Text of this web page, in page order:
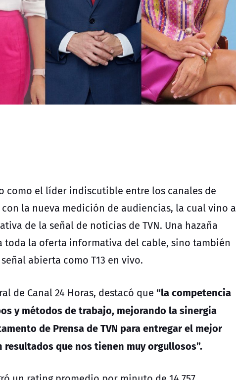
como el líder indiscutible entre los canales de
la nueva medición de audiencias, la cual vino a
de la señal de noticias de TVN. Una hazaña
toda la oferta informativa del cable, sino también
abierta como T13 en vivo.
de Canal 24 Horas, destacó que “la competencia
y métodos de trabajo, mejorando la sinergia
de Prensa de TVN para entregar el mejor
que nos tienen muy orgullosos”.